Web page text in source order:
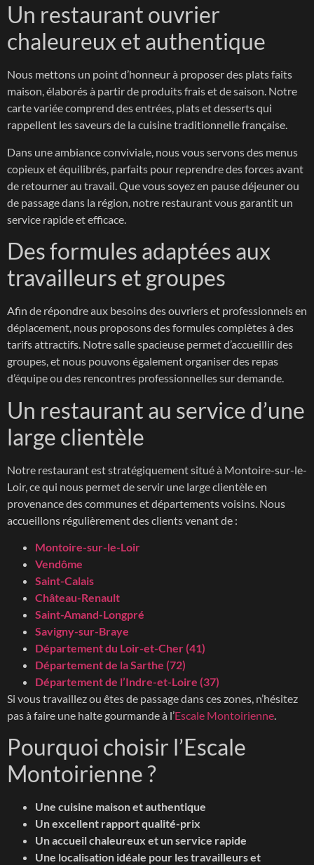
Un restaurant ouvrier
chaleureux et authentique
Nous mettons un point d’honneur à proposer des plats faits
maison, élaborés à partir de produits frais et de saison. Notre
carte variée comprend des entrées, plats et desserts qui
rappellent les saveurs de la cuisine traditionnelle française.
Dans une ambiance conviviale, nous vous servons des menus
copieux et équilibrés, parfaits pour reprendre des forces avant
de retourner au travail. Que vous soyez en pause déjeuner ou
de passage dans la région, notre restaurant vous garantit un
service rapide et efficace.
Des formules adaptées aux
travailleurs et groupes
Afin de répondre aux besoins des ouvriers et professionnels en
déplacement, nous proposons des formules complètes à des
tarifs attractifs. Notre salle spacieuse permet d’accueillir des
groupes, et nous pouvons également organiser des repas
d’équipe ou des rencontres professionnelles sur demande.
Un restaurant au service d’une
large clientèle
Notre restaurant est stratégiquement situé à Montoire-sur-le-
Loir, ce qui nous permet de servir une large clientèle en
provenance des communes et départements voisins. Nous
accueillons régulièrement des clients venant de :
Montoire-sur-le-Loir
Vendôme
Saint-Calais
Château-Renault
Saint-Amand-Longpré
Savigny-sur-Braye
Département du Loir-et-Cher (41)
Département de la Sarthe (72)
Département de l’Indre-et-Loire (37)
Si vous travaillez ou êtes de passage dans ces zones, n’hésitez
pas à faire une halte gourmande à l’Escale Montoirienne.
Pourquoi choisir l’Escale
Montoirienne ?
Une cuisine maison et authentique
Un excellent rapport qualité-prix
Un accueil chaleureux et un service rapide
Une localisation idéale pour les travailleurs et